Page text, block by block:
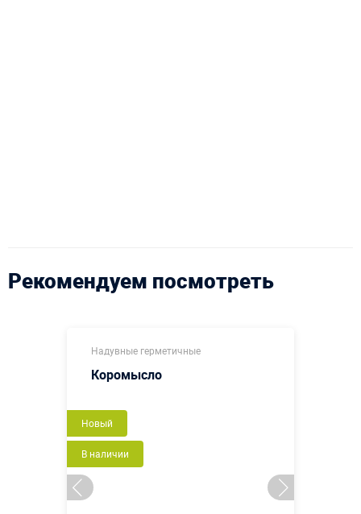
Рекомендуем посмотреть
Надувные герметичные
Коромысло
Новый
В наличии